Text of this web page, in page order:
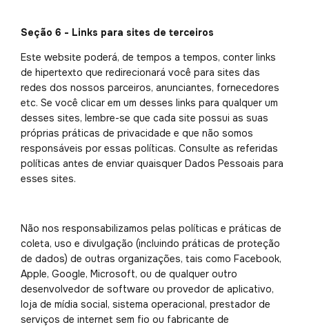
Seção 6 - Links para sites de terceiros
Este website poderá, de tempos a tempos, conter links
de hipertexto que redirecionará você para sites das
redes dos nossos parceiros, anunciantes, fornecedores
etc. Se você clicar em um desses links para qualquer um
desses sites, lembre-se que cada site possui as suas
próprias práticas de privacidade e que não somos
responsáveis por essas políticas. Consulte as referidas
políticas antes de enviar quaisquer Dados Pessoais para
esses sites.
Não nos responsabilizamos pelas políticas e práticas de
coleta, uso e divulgação (incluindo práticas de proteção
de dados) de outras organizações, tais como Facebook,
Apple, Google, Microsoft, ou de qualquer outro
desenvolvedor de software ou provedor de aplicativo,
loja de mídia social, sistema operacional, prestador de
serviços de internet sem fio ou fabricante de